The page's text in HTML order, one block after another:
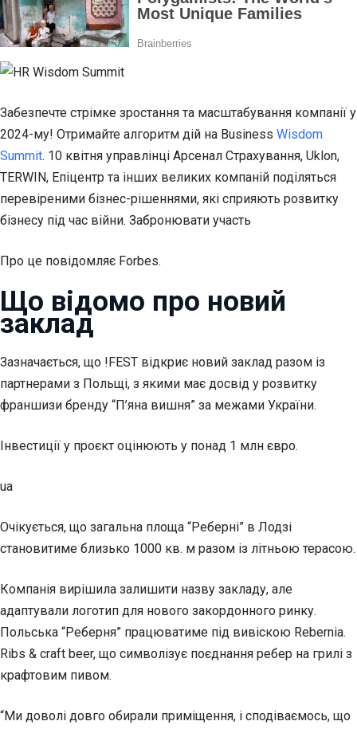
Забезпечте стрімке зростання та масштабування компанії у
2024-му! Отримайте алгоритм дій на Business Wisdom
Summit. 10 квітня управлінці Арсенал Страхування, Uklon,
TERWIN, Епіцентр та інших великих компаній поділяться
перевіреними бізнес-рішеннями, які сприяють розвитку
бізнесу під час війни. Забронювати участь
Про це повідомляє Forbes.
Що відомо про новий
заклад
Зазначається, що !FEST відкриє новий заклад разом із
партнерами з Польщі, з якими має досвід у розвитку
франшизи бренду “П’яна вишня” за межами України.
Інвестиції у проєкт оцінюють у понад 1 млн євро.
ua
Очікується, що загальна площа “Реберні” в Лодзі
становитиме близько 1000 кв. м разом із літньою терасою.
Компанія вирішила залишити назву закладу, але
адаптували логотип для нового закордонного ринку.
Польська “Реберня” працюватиме під вивіскою Rebernia.
Ribs & craft beer, що символізує поєднання ребер на грилі з
крафтовим пивом.
“Ми доволі довго обирали приміщення, і сподіваємось, що